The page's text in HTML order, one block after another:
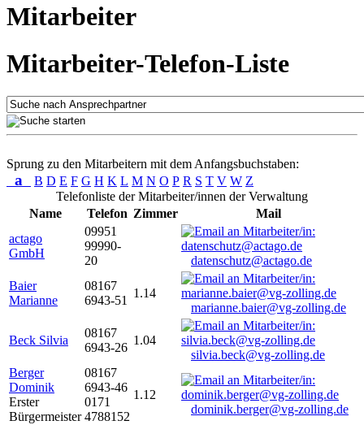
Mitarbeiter
Mitarbeiter-Telefon-Liste
Sprung zu den Mitarbeitern mit dem Anfangsbuchstaben:
a B D E F G H K L M N O P R S T V W Z
Telefonliste der Mitarbeiter/innen der Verwaltung
Name
Telefon Zimmer
Mail
actago
GmbH
09951
99990-
20
datenschutz@actago.de
Baier
Marianne
08167
6943-51
1.14
marianne.baier@vg-zolling.de
Beck Silvia
08167
6943-26
1.04
silvia.beck@vg-zolling.de
Berger
Dominik
Erster
Bürgermeister
08167
6943-46
0171
4788152
1.12
dominik.berger@vg-zolling.de